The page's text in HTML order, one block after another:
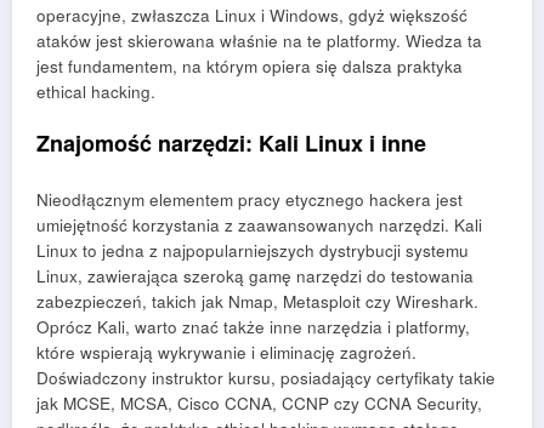
operacyjne, zwłaszcza Linux i Windows, gdyż większość
ataków jest skierowana właśnie na te platformy. Wiedza ta
jest fundamentem, na którym opiera się dalsza praktyka
ethical hacking.
Znajomość narzędzi: Kali Linux i inne
Nieodłącznym elementem pracy etycznego hackera jest
umiejętność korzystania z zaawansowanych narzędzi. Kali
Linux to jedna z najpopularniejszych dystrybucji systemu
Linux, zawierająca szeroką gamę narzędzi do testowania
zabezpieczeń, takich jak Nmap, Metasploit czy Wireshark.
Oprócz Kali, warto znać także inne narzędzia i platformy,
które wspierają wykrywanie i eliminację zagrożeń.
Doświadczony instruktor kursu, posiadający certyfikaty takie
jak MCSE, MCSA, Cisco CCNA, CCNP czy CCNA Security,